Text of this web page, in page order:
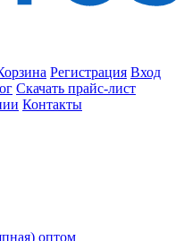
Регистрация Вход
Скачать прайс-лист
Контакты
оптом